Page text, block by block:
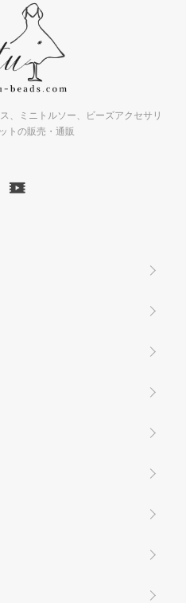
、ミニトルソー、ビーズアクセサリ
トの販売・通販